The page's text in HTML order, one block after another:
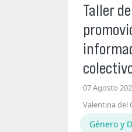
Taller
07 Agosto
Valentina del
Género y